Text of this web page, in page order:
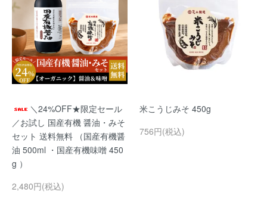
＼24%OFF★限定セール
／お試し 国産有機 醤油・みそ
セット 送料無料 （国産有機醤
油 500ml ・国産有機味噌 450
g ）
2,480円(税込)
米こうじみそ 450g
756円(税込)